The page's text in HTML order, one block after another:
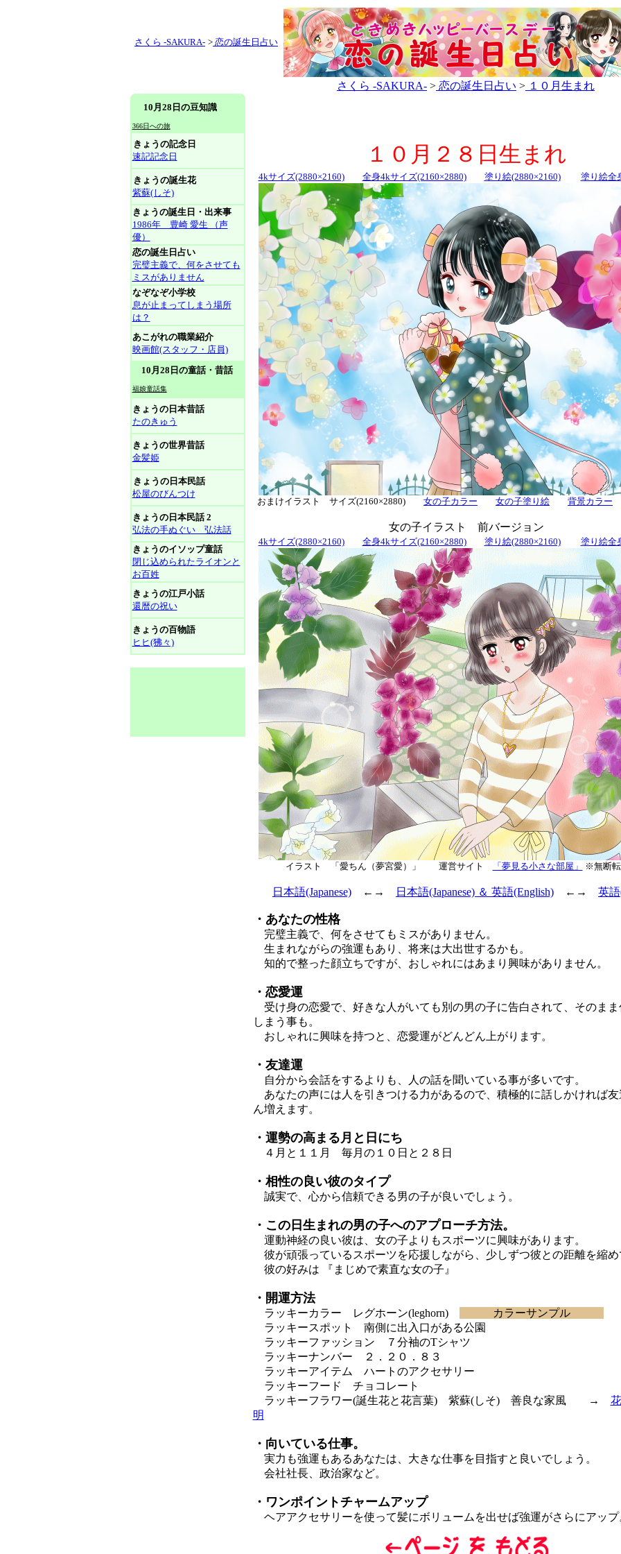
さくら -SAKURA- > 恋の誕生日占い
さくら -SAKURA- > 恋の誕生日占い > １０月生まれ
10月28日の豆知識
366日への旅
きょうの記念日
速記記念日
きょうの誕生花
紫蘇(しそ)
きょうの誕生日・出来事
1986年 豊崎 愛生 （声
優）
恋の誕生日占い
完璧主義で、何をさせても
ミスがありません
なぞなぞ小学校
息が止まってしまう場所
は？
あこがれの職業紹介
映画館(スタッフ・店員)
10月28日の童話・昔話
福娘童話集
きょうの日本昔話
たのきゅう
きょうの世界昔話
金髪姫
きょうの日本民話
松屋のびんつけ
きょうの日本民話 2
弘法の手ぬぐい 弘法話
きょうのイソップ童話
閉じ込められたライオンと
お百姓
きょうの江戸小話
還暦の祝い
きょうの百物語
ヒヒ(狒々)
１０月２８日生まれ
4kサイズ(2880×2160) 全身4kサイズ(2160×2880) 塗り絵(2880×2160) 塗り絵全
おまけイラスト サイズ(2160×2880) 女の子カラー 女の子塗り絵 背景カラー
女の子イラスト 前バージョン
4kサイズ(2880×2160) 全身4kサイズ(2160×2880) 塗り絵(2880×2160) 塗り絵全
イラスト 「愛ちん（夢宮愛）」 運営サイト 「夢見る小さな部屋」 ※無断
日本語(Japanese) ←→ 日本語(Japanese) ＆ 英語(English) ←→ 英
・あなたの性格
完璧主義で、何をさせてもミスがありません。
生まれながらの強運もあり、将来は大出世するかも。
知的で整った顔立ちですが、おしゃれにはあまり興味がありません。
・恋愛運
受け身の恋愛で、好きな人がいても別の男の子に告白されて、そのまま
しまう事も。
おしゃれに興味を持つと、恋愛運がどんどん上がります。
・友達運
自分から会話をするよりも、人の話を聞いている事が多いです。
あなたの声には人を引きつける力があるので、積極的に話しかければ友
ん増えます。
・運勢の高まる月と日にち
４月と１１月 毎月の１０日と２８日
・相性の良い彼のタイプ
誠実で、心から信頼できる男の子が良いでしょう。
・この日生まれの男の子へのアプローチ方法。
運動神経の良い彼は、女の子よりもスポーツに興味があります。
彼が頑張っているスポーツを応援しながら、少しずつ彼との距離を縮め
彼の好みは 『まじめで素直な女の子』
・開運方法
ラッキーカラー レグホーン(leghorn)
カラーサンプル
ラッキースポット 南側に出入口がある公園
ラッキーファッション ７分袖のTシャツ
ラッキーナンバー ２．２０．８３
ラッキーアイテム ハートのアクセサリー
ラッキーフード チョコレート
ラッキーフラワー(誕生花と花言葉) 紫蘇(しそ) 善良な家風 →
明
・向いている仕事。
実力も強運もあるあなたは、大きな仕事を目指すと良いでしょう。
会社社長、政治家など。
・ワンポイントチャームアップ
ヘアアクセサリーを使って髪にボリュームを出せば強運がさらにアップ